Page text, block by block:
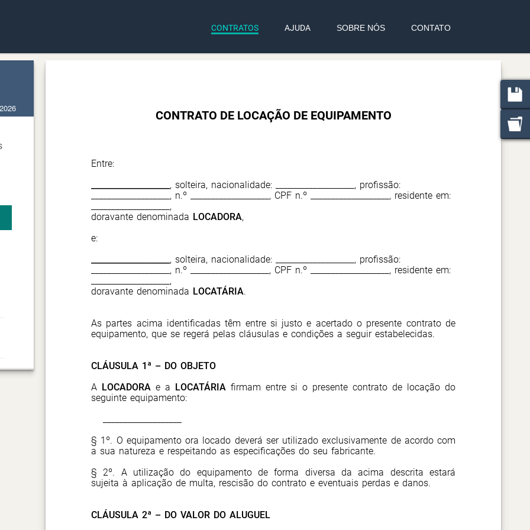
CONTRATOS AJUDA SOBRE NÓS CONTATO
CONTRATO DE LOCAÇÃO DE EQUIPAMENTO
Entre:
, solteira, nacionalidade: ___________________, profissão:
___________________, n.º ___________________, CPF n.º ___________________, residente em:
___________________,
doravante denominada LOCADORA,
e:
, solteira, nacionalidade: ___________________, profissão:
___________________, n.º ___________________, CPF n.º ___________________, residente em:
___________________,
doravante denominada LOCATÁRIA.
As partes acima identificadas têm entre si justo e acertado o presente contrato de
equipamento, que se regerá pelas cláusulas e condições a seguir estabelecidas.
CLÁUSULA 1ª – DO OBJETO
A LOCADORAe a LOCATÁRIAfirmam entre si o presente contrato de locação do
seguinte equipamento:
§ 1º. O equipamento ora locado deverá ser utilizado exclusivamente de acordo com
a sua natureza e respeitando as especificações do seu fabricante.
§ 2º. A utilização do equipamento de forma diversa da acima descrita estará
sujeita à aplicação de multa, rescisão do contrato e eventuais perdas e danos.
CLÁUSULA 2ª – DO VALOR DO ALUGUEL